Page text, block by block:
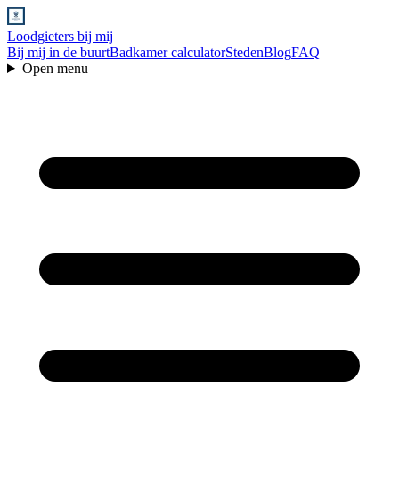
Loodgieters bij mij
Bij mij in de buurtBadkamer calculatorStedenBlogFAQ
Open menu